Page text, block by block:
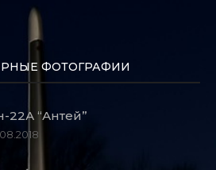
ФОТОГРАФИИ
22А “Антей”